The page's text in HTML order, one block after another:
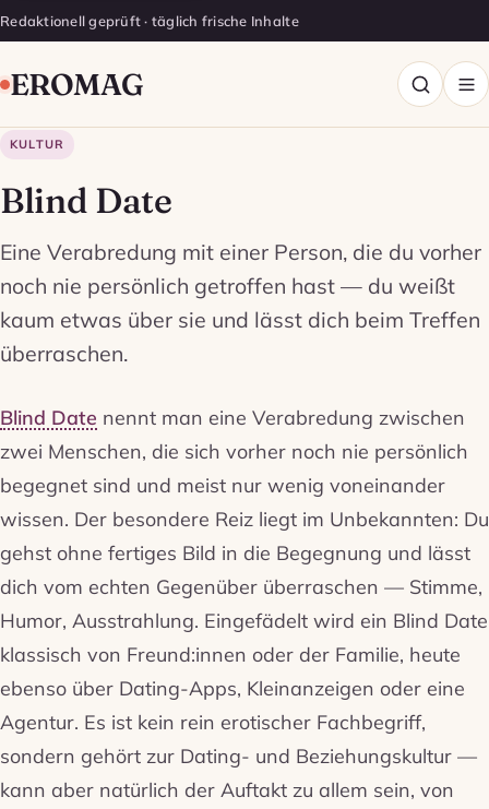
Redaktionell geprüft · täglich frische Inhalte
EROMAG
KULTUR
Blind Date
Eine Verabredung mit einer Person, die du vorher
noch nie persönlich getroffen hast — du weißt
kaum etwas über sie und lässt dich beim Treffen
überraschen.
Blind Date nennt man eine Verabredung zwischen
zwei Menschen, die sich vorher noch nie persönlich
begegnet sind und meist nur wenig voneinander
wissen. Der besondere Reiz liegt im Unbekannten: Du
gehst ohne fertiges Bild in die Begegnung und lässt
dich vom echten Gegenüber überraschen — Stimme,
Humor, Ausstrahlung. Eingefädelt wird ein Blind Date
klassisch von Freund:innen oder der Familie, heute
ebenso über Dating-Apps, Kleinanzeigen oder eine
Agentur. Es ist kein rein erotischer Fachbegriff,
sondern gehört zur Dating- und Beziehungskultur —
kann aber natürlich der Auftakt zu allem sein, von